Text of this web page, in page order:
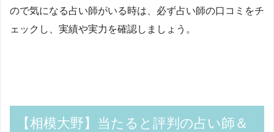
ので気になる占い師がいる時は、必ず占い師の口コミをチ
ェックし、実績や実力を確認しましょう。
【相模大野】当たると評判の占い師＆